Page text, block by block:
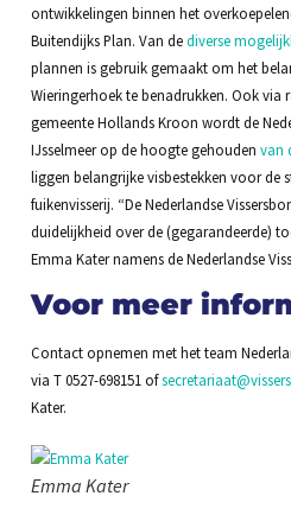
ontwikkelingen binnen het
Buitendijks Plan. Van dediverse
plannen is gebruik gemaakt om het
Wieringerhoek te benadrukken. Ook via
gemeente Hollands Kroon wordt de
IJsselmeer op de hoogte gehouden van
liggen belangrijke visbestekken voor de
fuikenvisserij. “De Nederlandse
duidelijkheid over de (gegarandeerde)
Emma Kater namens de Nederlandse
Voor meer
Contact opnemen met het team
via T 0527-698151 of
Kater.
Emma Kater